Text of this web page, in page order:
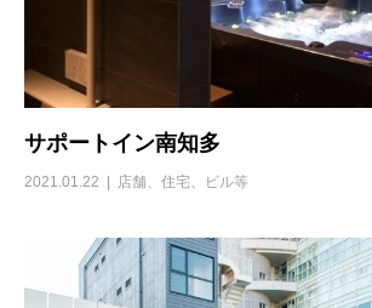
サポートイン南知多
2021.01.22 店舗、住宅、ビル等